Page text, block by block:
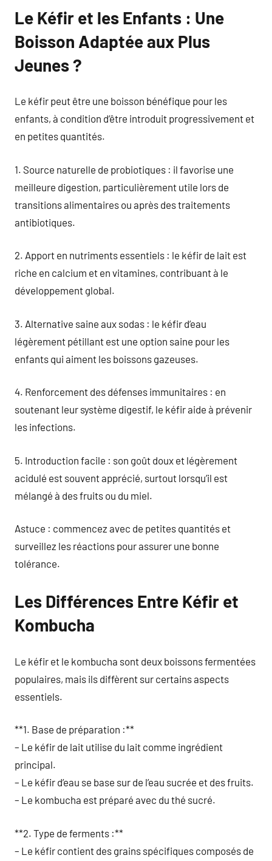
Le Kéfir et les Enfants : Une
Boisson Adaptée aux Plus
Jeunes ?
Le kéfir peut être une boisson bénéfique pour les
enfants, à condition d’être introduit progressivement et
en petites quantités.
1. Source naturelle de probiotiques : il favorise une
meilleure digestion, particulièrement utile lors de
transitions alimentaires ou après des traitements
antibiotiques.
2. Apport en nutriments essentiels : le kéfir de lait est
riche en calcium et en vitamines, contribuant à le
développement global.
3. Alternative saine aux sodas : le kéfir d’eau
légèrement pétillant est une option saine pour les
enfants qui aiment les boissons gazeuses.
4. Renforcement des défenses immunitaires : en
soutenant leur système digestif, le kéfir aide à prévenir
les infections.
5. Introduction facile : son goût doux et légèrement
acidulé est souvent apprécié, surtout lorsqu’il est
mélangé à des fruits ou du miel.
Astuce : commencez avec de petites quantités et
surveillez les réactions pour assurer une bonne
tolérance.
Les Différences Entre Kéfir et
Kombucha
Le kéfir et le kombucha sont deux boissons fermentées
populaires, mais ils diffèrent sur certains aspects
essentiels.
**1. Base de préparation :**
– Le kéfir de lait utilise du lait comme ingrédient
principal.
– Le kéfir d’eau se base sur de l’eau sucrée et des fruits.
– Le kombucha est préparé avec du thé sucré.
**2. Type de ferments :**
– Le kéfir contient des grains spécifiques composés de